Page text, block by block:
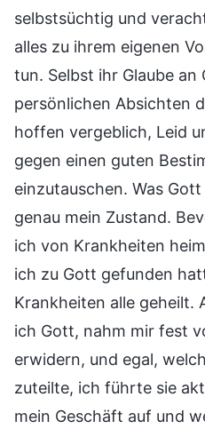
selbstsüchtig und
alles zu ihrem eigenen
tun. Selbst ihr Glaube an
persönlichen Absichten
hoffen vergeblich, Leid
gegen einen guten
einzutauschen. Was
genau mein Zustand.
ich von Krankheiten
ich zu Gott gefunden
Krankheiten alle geheilt.
ich Gott, nahm mir fest
erwidern, und egal,
zuteilte, ich führte sie
mein Geschäft auf und